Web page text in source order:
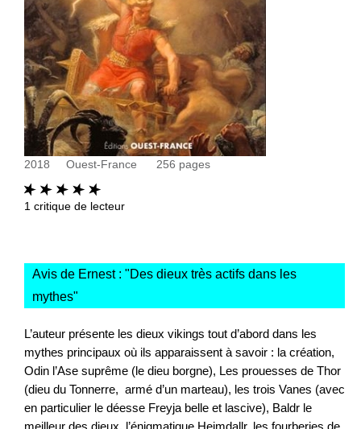
2018 Ouest-France 256 pages
1 critique de lecteur
Avis de Ernest : "Des dieux très actifs dans les
mythes"
L’auteur présente les dieux vikings tout d’abord dans les
mythes principaux où ils apparaissent à savoir : la création,
Odin l’Ase suprême (le dieu borgne), Les prouesses de Thor
(dieu du Tonnerre, armé d’un marteau), les trois Vanes (avec
en particulier le déesse Freyja belle et lascive), Baldr le
meilleur des dieux, l’énigmatique Heimdallr, les fourberies de